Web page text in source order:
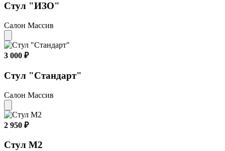
Стул "ИЗО"
Салон Массив
3 000 ₽
Стул "Стандарт"
Салон Массив
2 950 ₽
Стул М2